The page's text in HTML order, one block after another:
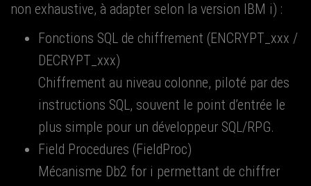
non exhaus­tive, à adap­ter selon la ver­sion IBM i) :
Fonc­tions SQL de chif­fre­ment (ENCRYPT_xxx /
DECRYPT_xxx)
Chif­fre­ment au niveau colonne, pilo­té par des
ins­truc­tions SQL, sou­vent le point d’entrée le
plus simple pour un déve­lop­peur SQL/RPG.
Field Pro­ce­dures (Field­Proc)
Méca­nisme Db2 for i per­met­tant de chif­frer